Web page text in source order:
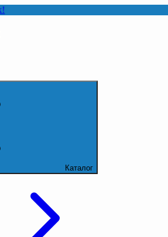
Каталог